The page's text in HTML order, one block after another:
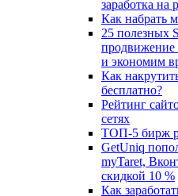
заработка на
Как набрать
25 полезных
продвижение
и экономим
Как
бесплатно?
Рейтинг
сетях
ТОП-5 бирж
GetUniq
myTaret,
скидкой 10 %
Как